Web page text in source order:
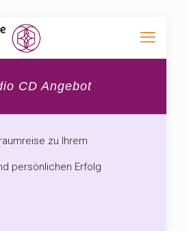
CD Angebot
zu Ihrem
persönlichen Erfolg